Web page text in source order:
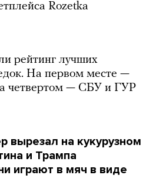
Rozetka
рейтинг лучших
На первом месте —
четвертом — СБУ и ГУР
вырезал на кукурузном
и Трампа
играют в мяч в виде